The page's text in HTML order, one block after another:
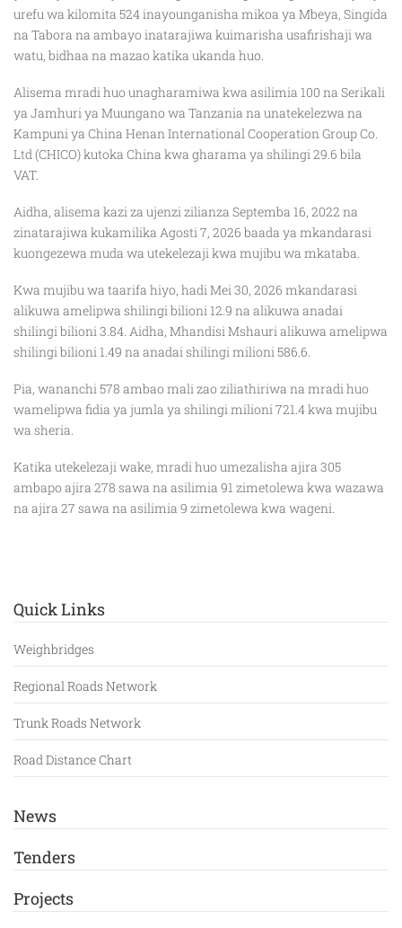
urefu wa kilomita 524 inayounganisha mikoa ya Mbeya, Singida
na Tabora na ambayo inatarajiwa kuimarisha usafirishaji wa
watu, bidhaa na mazao katika ukanda huo.
Alisema mradi huo unagharamiwa kwa asilimia 100 na Serikali
ya Jamhuri ya Muungano wa Tanzania na unatekelezwa na
Kampuni ya China Henan International Cooperation Group Co.
Ltd (CHICO) kutoka China kwa gharama ya shilingi 29.6 bila
VAT.
Aidha, alisema kazi za ujenzi zilianza Septemba 16, 2022 na
zinatarajiwa kukamilika Agosti 7, 2026 baada ya mkandarasi
kuongezewa muda wa utekelezaji kwa mujibu wa mkataba.
Kwa mujibu wa taarifa hiyo, hadi Mei 30, 2026 mkandarasi
alikuwa amelipwa shilingi bilioni 12.9 na alikuwa anadai
shilingi bilioni 3.84. Aidha, Mhandisi Mshauri alikuwa amelipwa
shilingi bilioni 1.49 na anadai shilingi milioni 586.6.
Pia, wananchi 578 ambao mali zao ziliathiriwa na mradi huo
wamelipwa fidia ya jumla ya shilingi milioni 721.4 kwa mujibu
wa sheria.
Katika utekelezaji wake, mradi huo umezalisha ajira 305
ambapo ajira 278 sawa na asilimia 91 zimetolewa kwa wazawa
na ajira 27 sawa na asilimia 9 zimetolewa kwa wageni.
Quick Links
Weighbridges
Regional Roads Network
Trunk Roads Network
Road Distance Chart
News
Tenders
Projects